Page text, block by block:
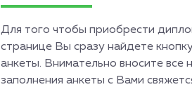
Для того чтобы приобрести
странице Вы сразу найдете
анкеты. Внимательно вносите
заполнения анкеты с Вами